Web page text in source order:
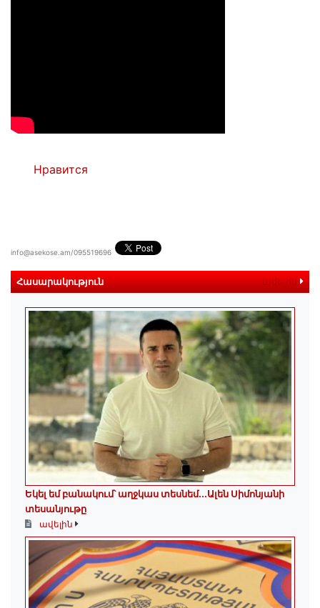
Нравится
info@asekose.am/095519696
Հասարակություն ավելին
Եկել եմ բանակում՝ աղջկաս տեսնեմ․․․Ալեն Սիմոնյանի
տեսանյութը
ավելին